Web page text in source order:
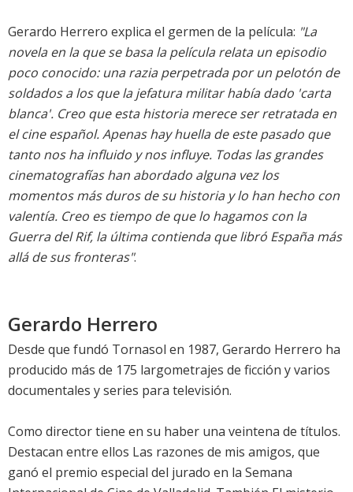
Gerardo Herrero explica el germen de la película: "La
novela en la que se basa la película relata un episodio
poco conocido: una razia perpetrada por un pelotón de
soldados a los que la jefatura militar había dado 'carta
blanca'. Creo que esta historia merece ser retratada en
el cine español. Apenas hay huella de este pasado que
tanto nos ha influido y nos influye. Todas las grandes
cinematografías han abordado alguna vez los
momentos más duros de su historia y lo han hecho con
valentía. Creo es tiempo de que lo hagamos con la
Guerra del Rif, la última contienda que libró España más
allá de sus fronteras".
Gerardo Herrero
Desde que fundó Tornasol en 1987, Gerardo Herrero ha
producido más de 175 largometrajes de ficción y varios
documentales y series para televisión.
Como director tiene en su haber una veintena de títulos.
Destacan entre ellos Las razones de mis amigos, que
ganó el premio especial del jurado en la Semana